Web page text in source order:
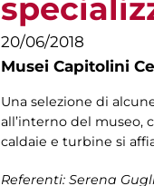
20/06/2018
Musei Capitolini
Una selezione di
all’interno del museo,
caldaie e turbine si
Referenti: Serena